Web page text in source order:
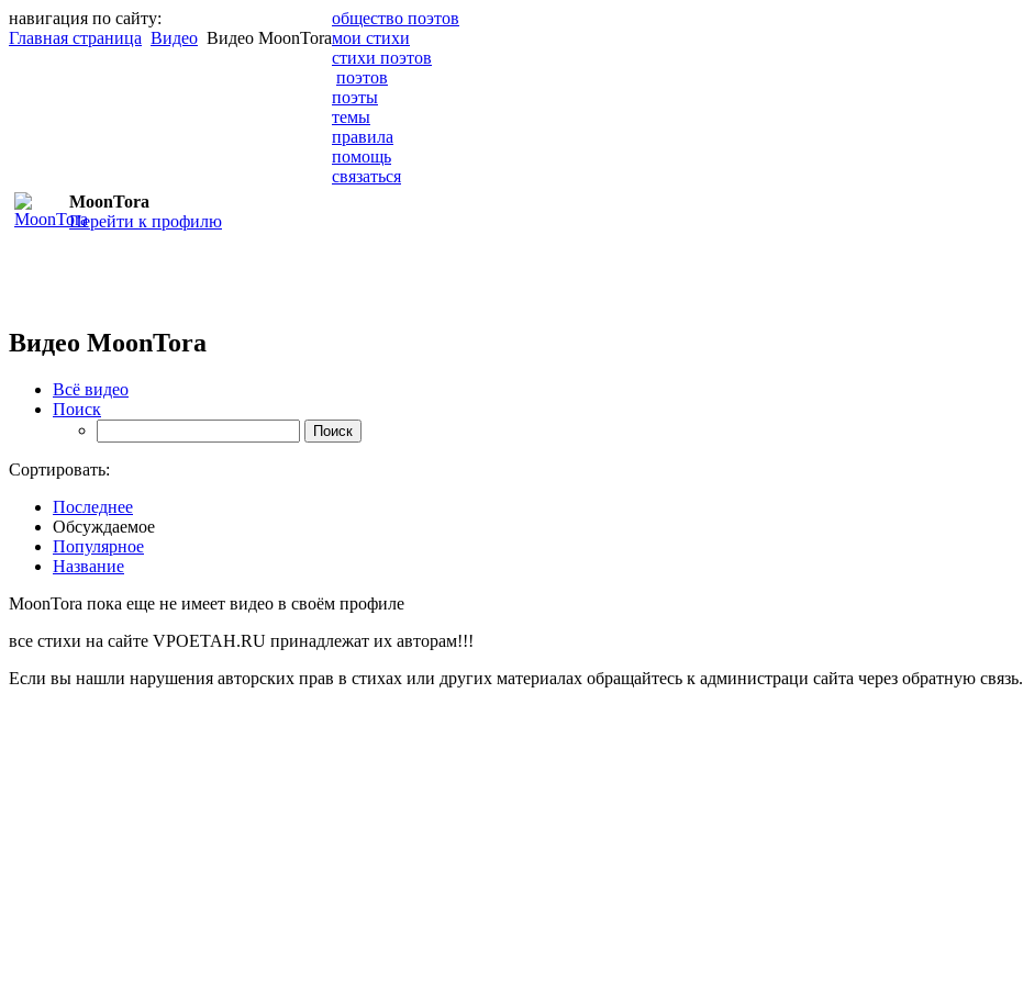
навигация по сайту:
Главная страница Видео Видео MoonTora
общество поэтов
мои стихи
стихи поэтов
поэтов
поэты
темы
правила
помощь
связаться
MoonTora
Перейти к профилю
Видео MoonTora
Всё видео
Поиск
Сортировать:
Последнее
Обсуждаемое
Популярное
Название
MoonTora пока еще не имеет видео в своём профиле
все стихи на сайте VPOETAH.RU принадлежат их авторам!!!
Если вы нашли нарушения авторских прав в стихах или других материалах обращайтесь к администраци сайта через обратную связь.